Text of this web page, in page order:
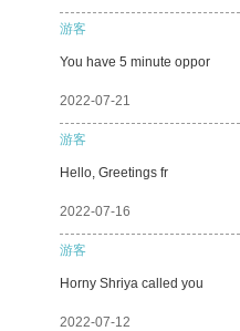
游客
You have 5 minute oppor
2022-07-21
游客
Hello, Greetings fr
2022-07-16
游客
Horny Shriya called you
2022-07-12